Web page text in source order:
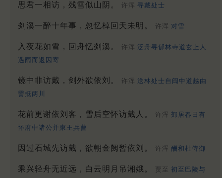
思君一相访，残雪似山阴。 许浑 寻戴处士
剡溪一醉十年事，忽忆棹回天未明。 许浑 对雪
入夜花如雪，回舟忆剡溪。 许浑 泛舟寻郁林寺道玄上人
遇雨而返因寄
镜中非访戴，剑外欲依刘。 许浑 送林处士自闽中道越由
霅抵两川
花前更谢依刘客，雪后空怀访戴人。 许浑 郊居春日有
怀府中诸公并柬王兵曹
因过石城先访戴，欲朝金阙暂依刘。 许浑 酬和杜侍御
乘兴轻舟无近远，白云明月吊湘娥。 贾至 初至巴陵与